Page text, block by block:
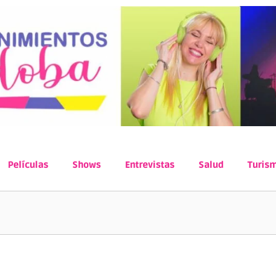
Películas Shows Entrevistas Salud